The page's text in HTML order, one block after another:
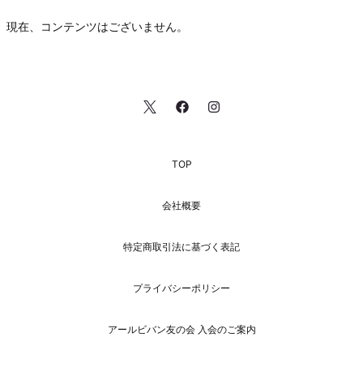
現在、コンテンツはございません。
TOP
会社概要
特定商取引法に基づく表記
プライバシーポリシー
アールビバン友の会 入会のご案内